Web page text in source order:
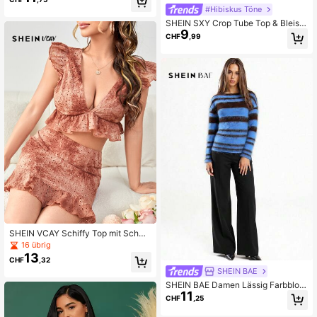
SHEIN VCAY Schiffy Top mit Schme
tterlingsärmeln und Rock Set
16 übrig
CHF13,32
#Hibiskus Töne
SHEIN SXY Crop Tube Top & Bleistif
trock
CHF9 ,99
SHEIN BAE
SHEIN BAE Damen Lässig Farbbloc
k gestreifter Pullover, Herbst, Winte
r, Damen Winter, Herbst für Damen,
CHF11 ,25